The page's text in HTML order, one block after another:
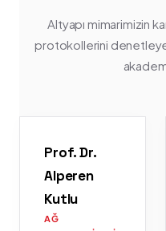
Altyapı mimarimizin
protokollerini
Prof. Dr.
Alperen
Kutlu
AĞ